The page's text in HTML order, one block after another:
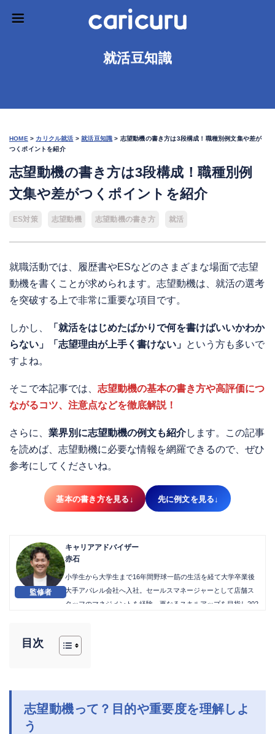
就活豆知識
HOME > カリクル就活 >就活豆知識 > 志望動機の書き方は3段構成！職種別例文集や差が
つくポイントを紹介
志望動機の書き方は3段構成！職種別例
文集や差がつくポイントを紹介
ES対策 志望動機 志望動機の書き方 就活
就職活動では、履歴書やESなどのさまざまな場面で志望
動機を書くことが求められます。志望動機は、就活の選考
を突破する上で非常に重要な項目です。
しかし、
「就活をはじめたばかりで何を書けばいいかわか
らない」「志望理由が上手く書けない」 という方も多いで
すよね。
そこで本記事では、 志望動機の基本の書き方や高評価につ
ながるコツ、注意点などを徹底解説！
さらに、 業界別に志望動機の例文も紹介します。この記事
を読めば、志望動機に必要な情報を網羅できるので、ぜひ
参考にしてくださいね。
基本の書き方を見る↓ 先に例文を見る↓
キャリアアドバイザー
赤石
小学生から大学生まで16年間野球一筋の生活を経て大学卒業後
大手アパレル会社へ入社。セールスマネージャーとして店舗ス
タッフのマネジメントを経験。更なるスキルアップを目指し202
目次
志望動機って？目的や重要度を理解しよ
う